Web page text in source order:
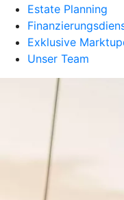
Estate Planning
Exklusive
Unser Team